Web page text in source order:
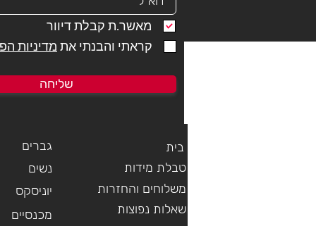
מאשר.ת קבלת דיוור
קראתי והבנתי את מדיניות
שליחה
גברים
נשים
יוניסקס
מכנסיים
בית
טבלת מידות
משלוחים והחזרות
שאלות נפוצות